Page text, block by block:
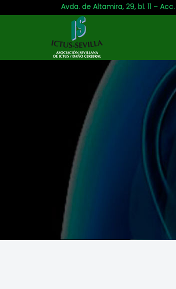
Avda. de Altamira, 29, bl. 11 –